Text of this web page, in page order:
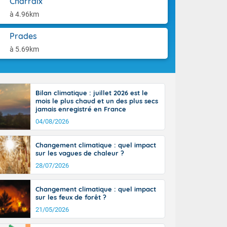
à 4.96km
Prades
à 5.69km
Garonne.
ensoleillée,
une
tramontane
midi,
avec
Du nord de
dans
Bilan climatique : juillet 2026 est le
mois le plus chaud et un des plus secs
jamais enregistré en France
04/08/2026
Changement climatique : quel impact
sur les vagues de chaleur ?
28/07/2026
Changement climatique : quel impact
sur les feux de forêt ?
21/05/2026